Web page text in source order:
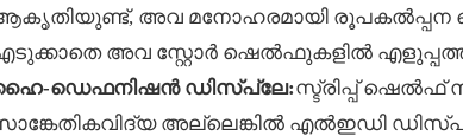
അവ മനോഹരമായി രൂപകൽപ്പന
അവ സ്റ്റോർ ഷെൽഫുകളിൽ
ഡെഫനിഷൻ ഡിസ്പ്ലേ:സ്ട്രിപ്പ് ഷെൽഫ്
അല്ലെങ്കിൽ എൽഇഡി